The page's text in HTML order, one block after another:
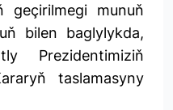
geçirilmegi munuň
bilen baglylykda,
Prezidentimiziň
taslamasyny